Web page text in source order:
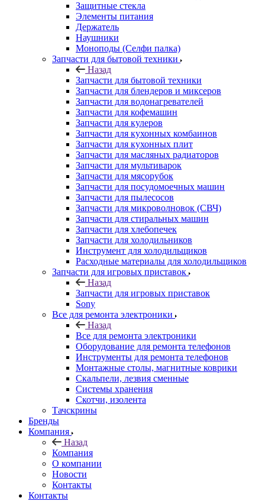
Защитные стекла
Элементы питания
Держатель
Наушники
Моноподы (Селфи палка)
Запчасти для бытовой техники
Назад
Запчасти для бытовой техники
Запчасти для блендеров и миксеров
Запчасти для водонагревателей
Запчасти для кофемашин
Запчасти для кулеров
Запчасти для кухонных комбаинов
Запчасти для кухонных плит
Запчасти для масляных радиаторов
Запчасти для мультиварок
Запчасти для мясорубок
Запчасти для посудомоечных машин
Запчасти для пылесосов
Запчасти для микроволновок (СВЧ)
Запчасти для стиральных машин
Запчасти для хлебопечек
Запчасти для холодильников
Инструмент для холодильщиков
Расходные материалы для холодильщиков
Запчасти для игровых приставок
Назад
Запчасти для игровых приставок
Sony
Все для ремонта электроники
Назад
Все для ремонта электроники
Оборудование для ремонта телефонов
Инструменты для ремонта телефонов
Монтажные столы, магнитные коврики
Скальпели, лезвия сменные
Системы хранения
Скотчи, изолента
Тачскрины
Бренды
Компания
Назад
Компания
О компании
Новости
Контакты
Контакты